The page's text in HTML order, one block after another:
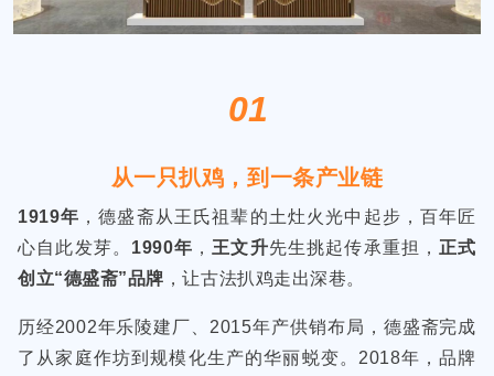
01
从一只扒鸡，到一条产业链
1919年 ，德盛斋从王氏祖辈的土灶火光中起步，百年匠
心自此发芽。 1990年 ， 王文升先生挑起传承重担， 正式
创立“德盛斋”品牌 ，让古法扒鸡走出深巷。
历经2002年乐陵建厂、2015年产供销布局，德盛斋完成
了从家庭作坊到规模化生产的华丽蜕变。2018年，品牌